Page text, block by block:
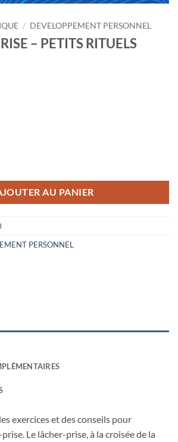
/ DEVELOPPEMENT PERSONNEL
– PETITS RITUELS
AU PANIER
PERSONNEL
exercices et des conseils pour
Le lâcher-prise, à la croisée de la